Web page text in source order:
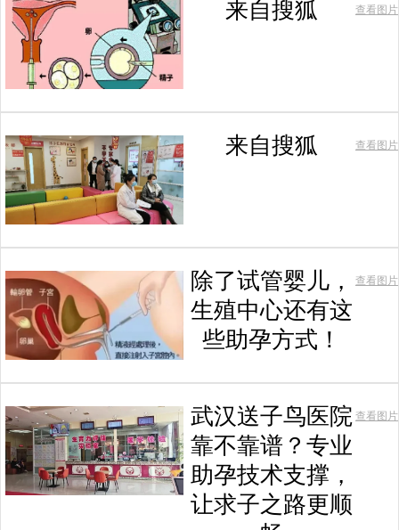
来自搜狐 查看图片
来自搜狐 查看图片
除了试管婴儿，
生殖中心还有这
些助孕方式！
查看图片
武汉送子鸟医院
靠不靠谱？专业
助孕技术支撑，
让求子之路更顺
查看图片